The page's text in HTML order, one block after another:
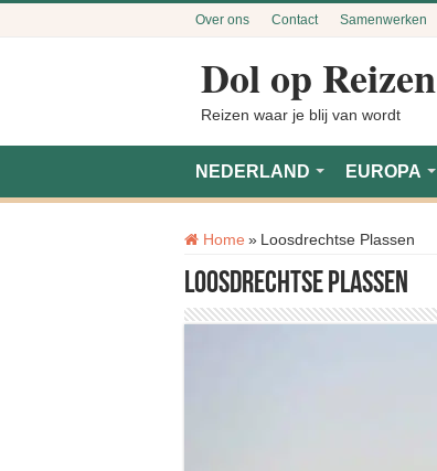
Over ons Contact Samenwerken
Dol op Reizen
Reizen waar je blij van wordt
NEDERLAND EUROPA
Home » Tag:
Loosdrechtse Plassen
Loosdrechtse Plassen